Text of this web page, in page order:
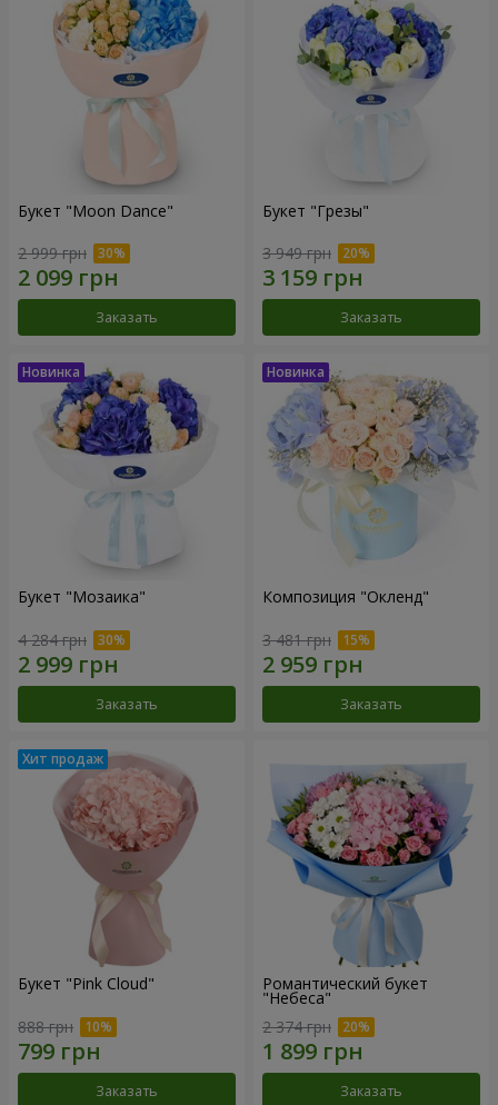
Букет "Moon Dance"
2 999 грн
Заказать
Букет "Грезы"
3 949 грн
Заказать
Букет "Мозаика"
4 284 грн
Заказать
Композиция "Окленд"
3 481 грн
Заказать
Букет "Pink Cloud"
888 грн
Заказать
Романтический букет
"Небеса"
2 374 грн
Заказать